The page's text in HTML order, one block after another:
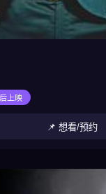
上映
📌 想看/预约